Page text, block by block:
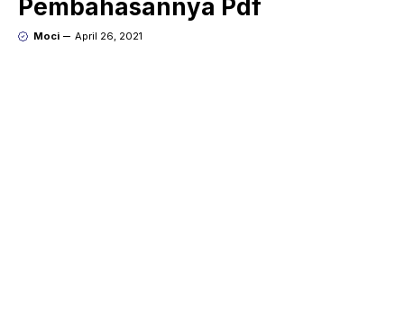
Pembahasannya Pdf
Moci April 26, 2021